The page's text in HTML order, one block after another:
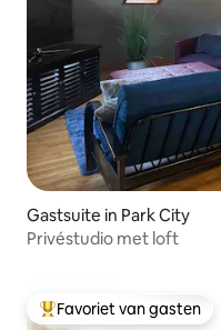
Gastsuite in Park City
Privéstudio met loft
Topfavoriet van gasten
Favoriet van gasten